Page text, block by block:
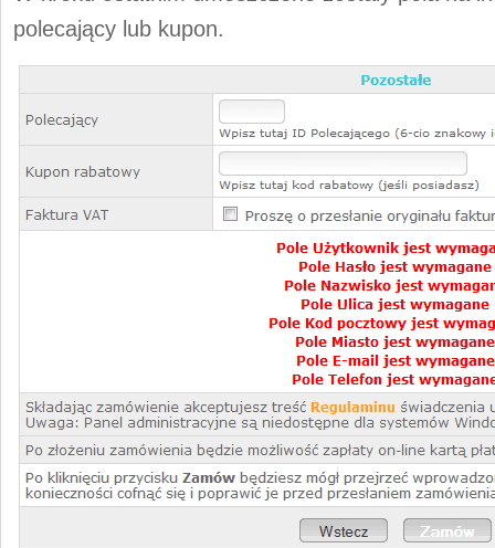
polecający lub kupon.